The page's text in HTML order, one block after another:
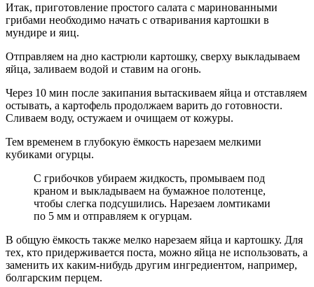
Итак, приготовление простого салата с маринованными
грибами необходимо начать с отваривания картошки в
мундире и яиц.
Отправляем на дно кастрюли картошку, сверху выкладываем
яйца, заливаем водой и ставим на огонь.
Через 10 мин после закипания вытаскиваем яйца и отставляем
остывать, а картофель продолжаем варить до готовности.
Сливаем воду, остужаем и очищаем от кожуры.
Тем временем в глубокую ёмкость нарезаем мелкими
кубиками огурцы.
С грибочков убираем жидкость, промываем под
краном и выкладываем на бумажное полотенце,
чтобы слегка подсушились. Нарезаем ломтиками
по 5 мм и отправляем к огурцам.
В общую ёмкость также мелко нарезаем яйца и картошку. Для
тех, кто придерживается поста, можно яйца не использовать, а
заменить их каким-нибудь другим ингредиентом, например,
болгарским перцем.